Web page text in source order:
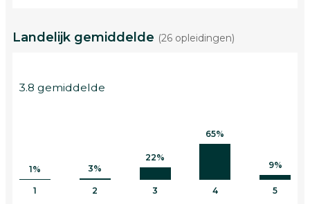
Landelijk gemiddelde (26 opleidingen)
3.8 gemiddelde
1%
1
3%
2
22%
3
65%
4
9%
5